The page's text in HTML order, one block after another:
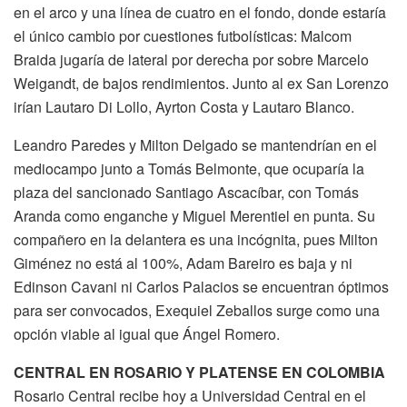
en el arco y una línea de cuatro en el fondo, donde estaría
el único cambio por cuestiones futbolísticas: Malcom
Braida jugaría de lateral por derecha por sobre Marcelo
Weigandt, de bajos rendimientos. Junto al ex San Lorenzo
irían Lautaro Di Lollo, Ayrton Costa y Lautaro Blanco.
Leandro Paredes y Milton Delgado se mantendrían en el
mediocampo junto a Tomás Belmonte, que ocuparía la
plaza del sancionado Santiago Ascacíbar, con Tomás
Aranda como enganche y Miguel Merentiel en punta. Su
compañero en la delantera es una incógnita, pues Milton
Giménez no está al 100%, Adam Bareiro es baja y ni
Edinson Cavani ni Carlos Palacios se encuentran óptimos
para ser convocados, Exequiel Zeballos surge como una
opción viable al igual que Ángel Romero.
CENTRAL EN ROSARIO Y PLATENSE EN COLOMBIA
Rosario Central recibe hoy a Universidad Central en el